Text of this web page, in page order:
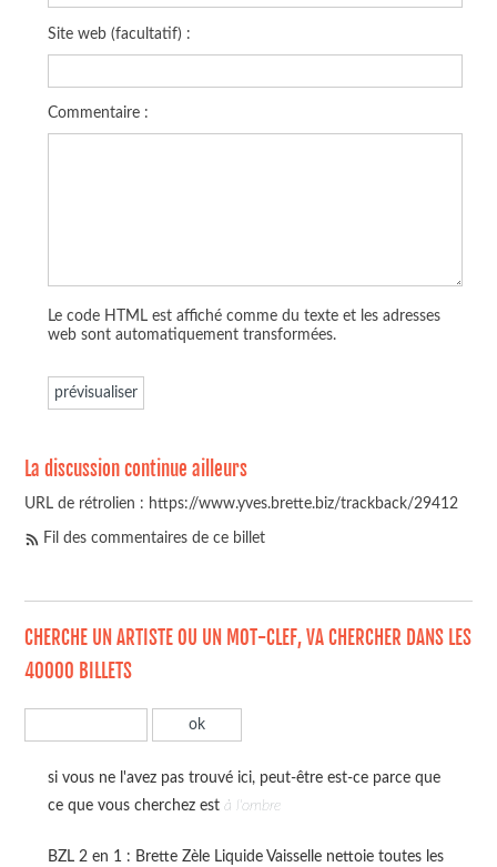
Site web (facultatif) :
Commentaire :
Le code HTML est affiché comme du texte et les adresses
web sont automatiquement transformées.
La discussion continue ailleurs
URL de rétrolien : https://www.yves.brette.biz/trackback/29412
Fil des commentaires de ce billet
CHERCHE UN ARTISTE OU UN MOT-CLEF, VA CHERCHER DANS LES
40000 BILLETS
si vous ne l'avez pas trouvé ici, peut-être est-ce parce que
ce que vous cherchez est à l'ombre
BZL 2 en 1 : Brette Zèle Liquide Vaisselle nettoie toutes les